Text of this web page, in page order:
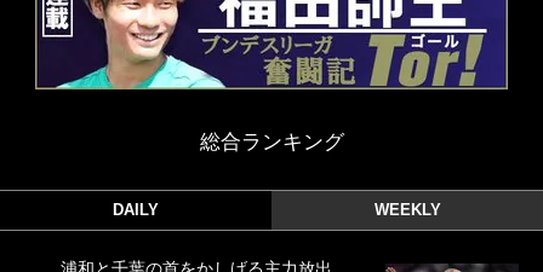
総合ランキング
DAILY WEEKLY